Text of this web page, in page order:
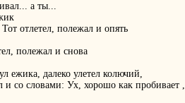
а ты...
отлетел, полежал и опять
полежал и снова
ежика, далеко улетел колючий,
со словами: Ух, хорошо как пробивает ,